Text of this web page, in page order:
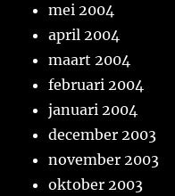
mei 2004
april 2004
maart 2004
februari 2004
januari 2004
december 2003
november 2003
oktober 2003